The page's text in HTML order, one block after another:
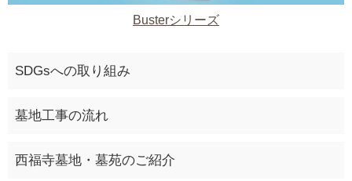
Busterシリーズ
SDGsへの取り組み
墓地工事の流れ
西福寺墓地・墓苑のご紹介